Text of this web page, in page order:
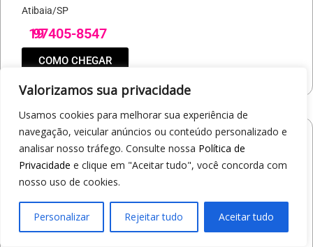
Valorizamos sua privacidade
Usamos cookies para melhorar sua experiência de
navegação, veicular anúncios ou conteúdo personalizado e
analisar nosso tráfego. Consulte nossa Política de
Privacidade e clique em "Aceitar tudo", você concorda com
nosso uso de cookies.
Personalizar Rejeitar tudo Aceitar tudo
Atibaia/SP
19
97405-8547
COMO CHEGAR
Loja 1A99 – Shopping Praça Nova
Av. Carlos Pereira da Silva, 6000 - Jardim Guanabara
Araçatuba/SP
19
97414-5412
COMO CHEGAR